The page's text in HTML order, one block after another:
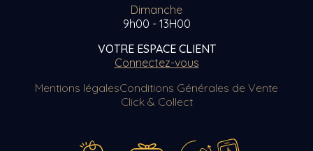
Dimanche
9h00 - 13H00
VOTRE ESPACE CLIENT
Connectez-vous
Mentions légalesConditions Générales de Vente
Click & Collect